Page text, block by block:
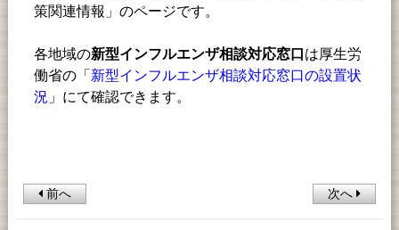
策関連情報 」のページです。
各地域の新型インフルエンザ相談対応窓口 は厚生労
働省の 「 新型インフルエンザ相談対応窓口の設置状
況 」にて確認できます。
前へ 次へ